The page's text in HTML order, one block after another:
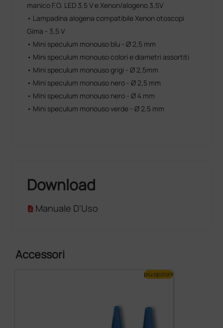
manico F.O. LED 3,5 V e Xenon/alogeno 3,5V
• Lampadina alogena compatibile Xenon otoscopi
Gima - 3,5 V
• Mini speculum monouso blu - Ø 2,5 mm
• Mini speculum monouso colori e diametri assortiti
• Mini speculum monouso grigi - Ø 2,5mm
• Mini speculum monouso nero - Ø 2,5 mm
• Mini speculum monouso nero - Ø 4 mm
• Mini speculum monouso verde - Ø 2,5 mm
Download
Manuale D'Uso
Accessori
più opzioni